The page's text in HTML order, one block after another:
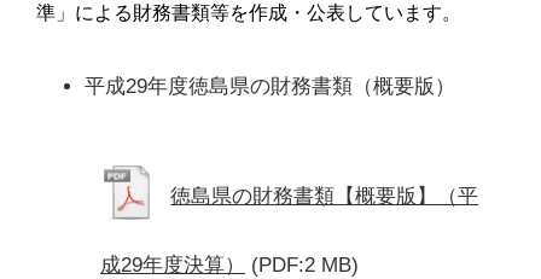
準」による財務書類等を作成・公表しています。
平成29年度徳島県の財務書類（概要版）
徳島県の財務書類【概要版】（平
成29年度決算） (PDF:2 MB)